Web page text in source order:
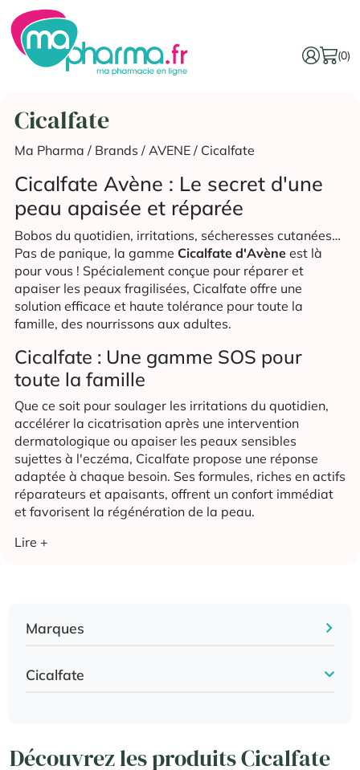
(0)
Cicalfate
Ma Pharma / Brands / AVENE/ Cicalfate
Cicalfate Avène : Le secret d'une
peau apaisée et réparée
Bobos du quotidien, irritations, sécheresses cutanées…
Pas de panique, la gamme Cicalfate d'Avèneest là
pour vous ! Spécialement conçue pour réparer et
apaiser les peaux fragilisées, Cicalfate offre une
solution efficace et haute tolérance pour toute la
famille, des nourrissons aux adultes.
Cicalfate : Une gamme SOS pour
toute la famille
Que ce soit pour soulager les irritations du quotidien,
accélérer la cicatrisation après une intervention
dermatologique ou apaiser les peaux sensibles
sujettes à l'eczéma, Cicalfate propose une réponse
adaptée à chaque besoin. Ses formules, riches en actifs
réparateurs et apaisants, offrent un confort immédiat
et favorisent la régénération de la peau.
Lire +
Marques
Cicalfate
Découvrez les produits Cicalfate